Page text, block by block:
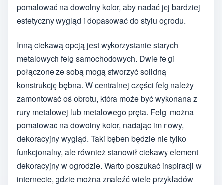
pomalować na dowolny kolor, aby nadać jej bardziej
estetyczny wygląd i dopasować do stylu ogrodu.
Inną ciekawą opcją jest wykorzystanie starych
metalowych felg samochodowych. Dwie felgi
połączone ze sobą mogą stworzyć solidną
konstrukcję bębna. W centralnej części felg należy
zamontować oś obrotu, która może być wykonana z
rury metalowej lub metalowego pręta. Felgi można
pomalować na dowolny kolor, nadając im nowy,
dekoracyjny wygląd. Taki bęben będzie nie tylko
funkcjonalny, ale również stanowił ciekawy element
dekoracyjny w ogrodzie. Warto poszukać inspiracji w
internecie, gdzie można znaleźć wiele przykładów